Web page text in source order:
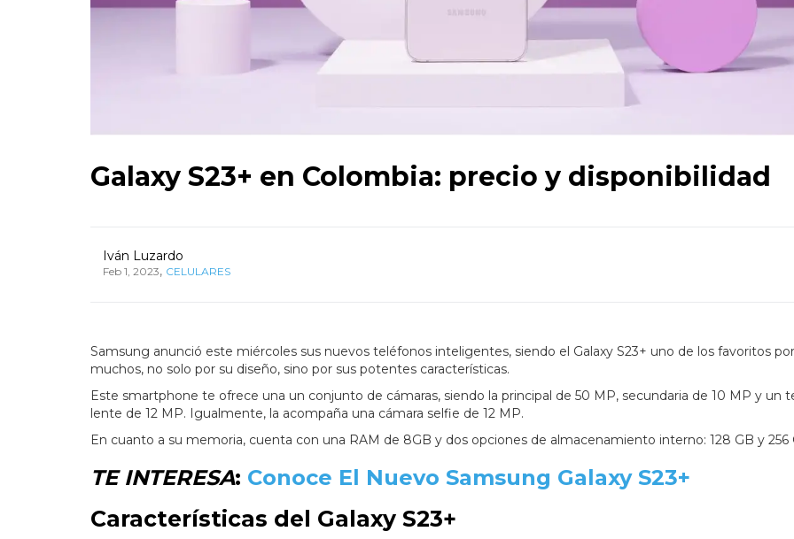
Galaxy S23+ en Colombia: precio y disponibilidad
Iván Luzardo
Feb 1, 2023, CELULARES
Samsung anunció este miércoles sus nuevos teléfonos inteligentes, siendo el Galaxy S23+ uno de los favoritos por
muchos, no solo por su diseño, sino por sus potentes características.
Este smartphone te ofrece una un conjunto de cámaras, siendo la principal de 50 MP, secundaria de 10 MP y un
lente de 12 MP. Igualmente, la acompaña una cámara selfie de 12 MP.
En cuanto a su memoria, cuenta con una RAM de 8GB y dos opciones de almacenamiento interno: 128 GB y 256
TE INTERESA: Conoce El Nuevo Samsung Galaxy S23+
Características del Galaxy S23+